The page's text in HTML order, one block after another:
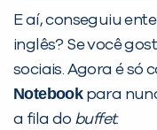
E aí, conseguiu
inglês? Se você
sociais. Agora é só
Notebookpara
a fila do buffet.